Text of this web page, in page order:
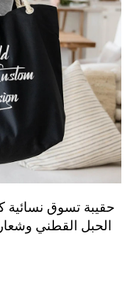
حقيبة تسوق نسائية
الحبل القطني